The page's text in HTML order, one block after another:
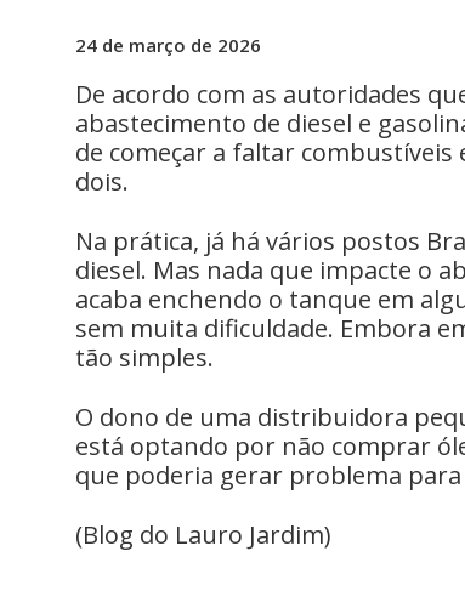
24 de março de 2026
De acordo com as autoridades
abastecimento de diesel e
de começar a faltar combustíveis
dois.
Na prática, já há vários postos
diesel. Mas nada que impacte o
acaba enchendo o tanque em
sem muita dificuldade. Embora
tão simples.
O dono de uma distribuidora
está optando por não comprar
que poderia gerar problema
(Blog do Lauro Jardim)